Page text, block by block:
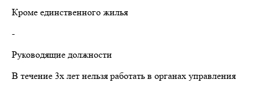
Кроме единственного жилья
-
Руководящие должности
В течение 3х лет нельзя работать в органах управления